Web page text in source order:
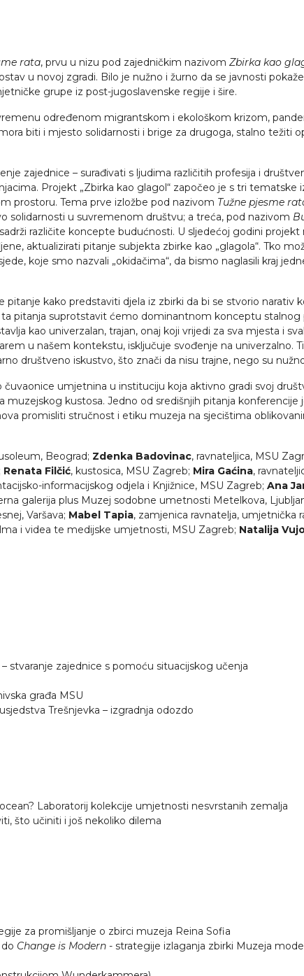
rata, prvu u nizu pod zajedničkim nazivom Zbirka kao
u novoj zgradi. Bilo je nužno i žurno da se javnosti
grupe iz post-jugoslavenske regije i šire.
određenom migrantskom i ekološkom krizom,
biti i mjesto solidarnosti i brige za drugoga, stalno težiti
zajednice – surađivati s ljudima različitih profesija i
Projekt „Zbirka kao glagol“ započeo je s tri tematske
prostoru. Tema prve izložbe pod nazivom Tužne pjesme
solidarnosti u suvremenom društvu; a treća, pod nazivom
različite koncepte budućnosti. U sljedećoj godini projekt
aktualizirati pitanje subjekta zbirke kao „glagola“. Tko
koje smo nazvali „okidačima“, da bismo naglasili kraj
kako predstaviti djela iz zbirki da bi se stvorio narativ
pitanja suprotstavit ćemo dominantnom konceptu stalnog
kao univerzalan, trajan, onaj koji vrijedi za sva mjesta i
u našem kontekstu, isključuje svođenje na univerzalno.
društveno iskustvo, što znači da nisu trajne, nego su
umjetnina u instituciju koja aktivno gradi svoj
kustosa. Jedno od središnjih pitanja konferencije
promisliti stručnost i etiku muzeja na sjecištima
Beograd; Zdenka Badovinac, ravnateljica, MSU
Renata Filčić, kustosica, MSU Zagreb; Mira Gaćina,
informacijskog odjela i Knjižnice, MSU Zagreb; Ana
galerija plus Muzej sodobne umetnosti Metelkova,
Varšava; Mabel Tapia, zamjenica ravnatelja, umjetnička
i videa te medijske umjetnosti, MSU Zagreb; Natalija
stvaranje zajednice s pomoću situacijskog učenja
građa MSU
Trešnjevka – izgradnja odozdo
Laboratorij kolekcije umjetnosti nesvrstanih zemalja
što učiniti i još nekoliko dilema
za promišljanje o zbirci muzeja Reina Sofia
do Change is Modern - strategije izlaganja zbirki Muzeja